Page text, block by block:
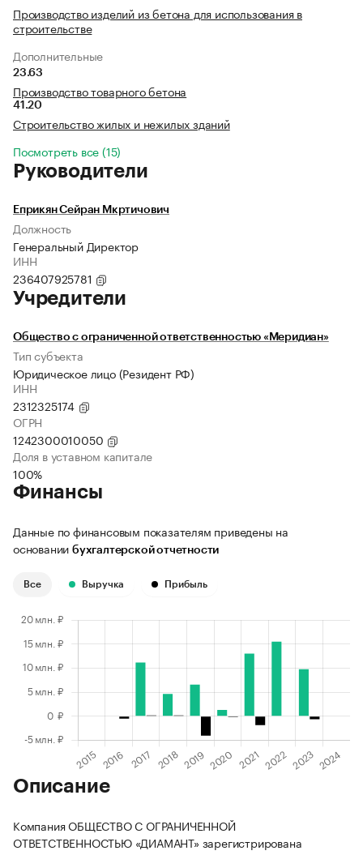
Производство изделий из бетона для использования в
строительстве
Дополнительные
23.63
Производство товарного бетона
41.20
Строительство жилых и нежилых зданий
Посмотреть все (15)
Руководители
Еприкян Сейран Мкртичович
Должность
Генеральный Директор
ИНН
236407925781
Учредители
Общество с ограниченной ответственностью «Меридиан»
Тип субъекта
Юридическое лицо (Резидент РФ)
ИНН
2312325174
ОГРН
1242300010050
Доля в уставном капитале
100%
Финансы
Данные по финансовым показателям приведены на
основании бухгалтерской отчетности
Все Выручка Прибыль
Описание
Компания ОБЩЕСТВО С ОГРАНИЧЕННОЙ
ОТВЕТСТВЕННОСТЬЮ «ДИАМАНТ» зарегистрирована